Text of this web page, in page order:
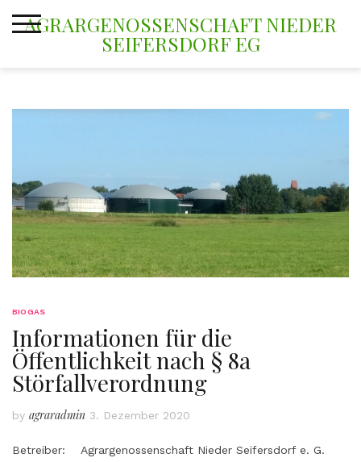
AGRARGENOSSENSCHAFT NIEDER
SEIFERSDORF EG
BIOGAS
Informationen für die
Öffentlichkeit nach § 8a
Störfallverordnung
by agraradmin 3. Dezember 2020
Betreiber: Agrargenossenschaft Nieder Seifersdorf e. G.